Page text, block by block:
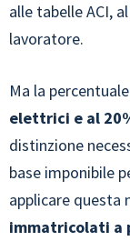
alle tabelle ACI,
lavoratore.
Ma la
elettrici e al
distinzione
base imponibile
applicare questa
immatricolati a